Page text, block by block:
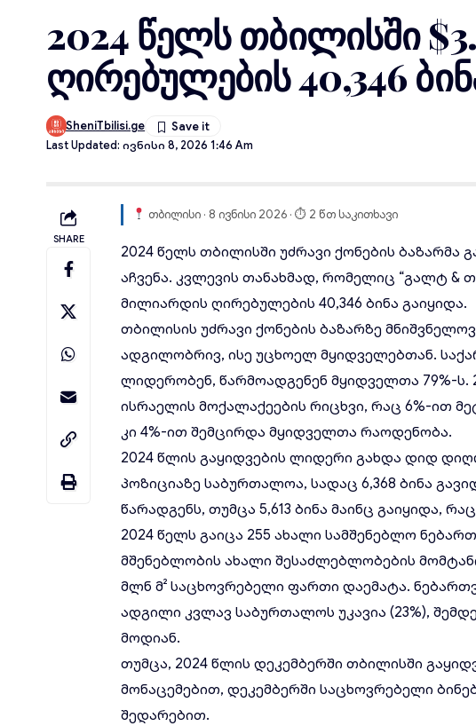
2024 წელს თბილისში
ღირებულების 40,346
Last Updated: Ივნისი 8, 2026 1:46 Am
SheniTbilisi.ge
SHARE
თბილისი · 8 ივნისი 2026 · ⏱ 2 წთ საკითხავი
2024 წელსთბილისში უძრავი ქონების ბაზარმა
აჩვენა. კვლევის თანახმად, რომელიც “გალტ &
მილიარდის ღირებულების 40,346ბინა გაიყიდა.
თბილისის უძრავი ქონების ბაზარზე
ადგილობრივ, ისე უცხოელ მყიდველებთან.
ლიდერობენ, წარმოადგენენ მყიდველთა 79%-ს.
ისრაელის მოქალაქეების რიცხვი, რაც 6%-ით
კი 4%-ით შემცირდა მყიდველთა რაოდენობა.
2024 წლის გაყიდვების ლიდერი გახდა დიდ
პოზიციაზე საბურთალოა, სადაც 6,368 ბინა
წარადგენს, თუმცა 5,613 ბინა მაინც გაიყიდა,
2024 წელს გაიცა 255 ახალი სამშენებლო
მშენებლობის ახალი შესაძლებლობების
მლნ მ² საცხოვრებელი ფართი დაემატა.
ადგილი კვლავ საბურთალოს უკავია (23%),
მოდიან.
თუმცა, 2024 წლის დეკემბერში თბილისში
მონაცემებით, დეკემბერში საცხოვრებელი
შედარებით.